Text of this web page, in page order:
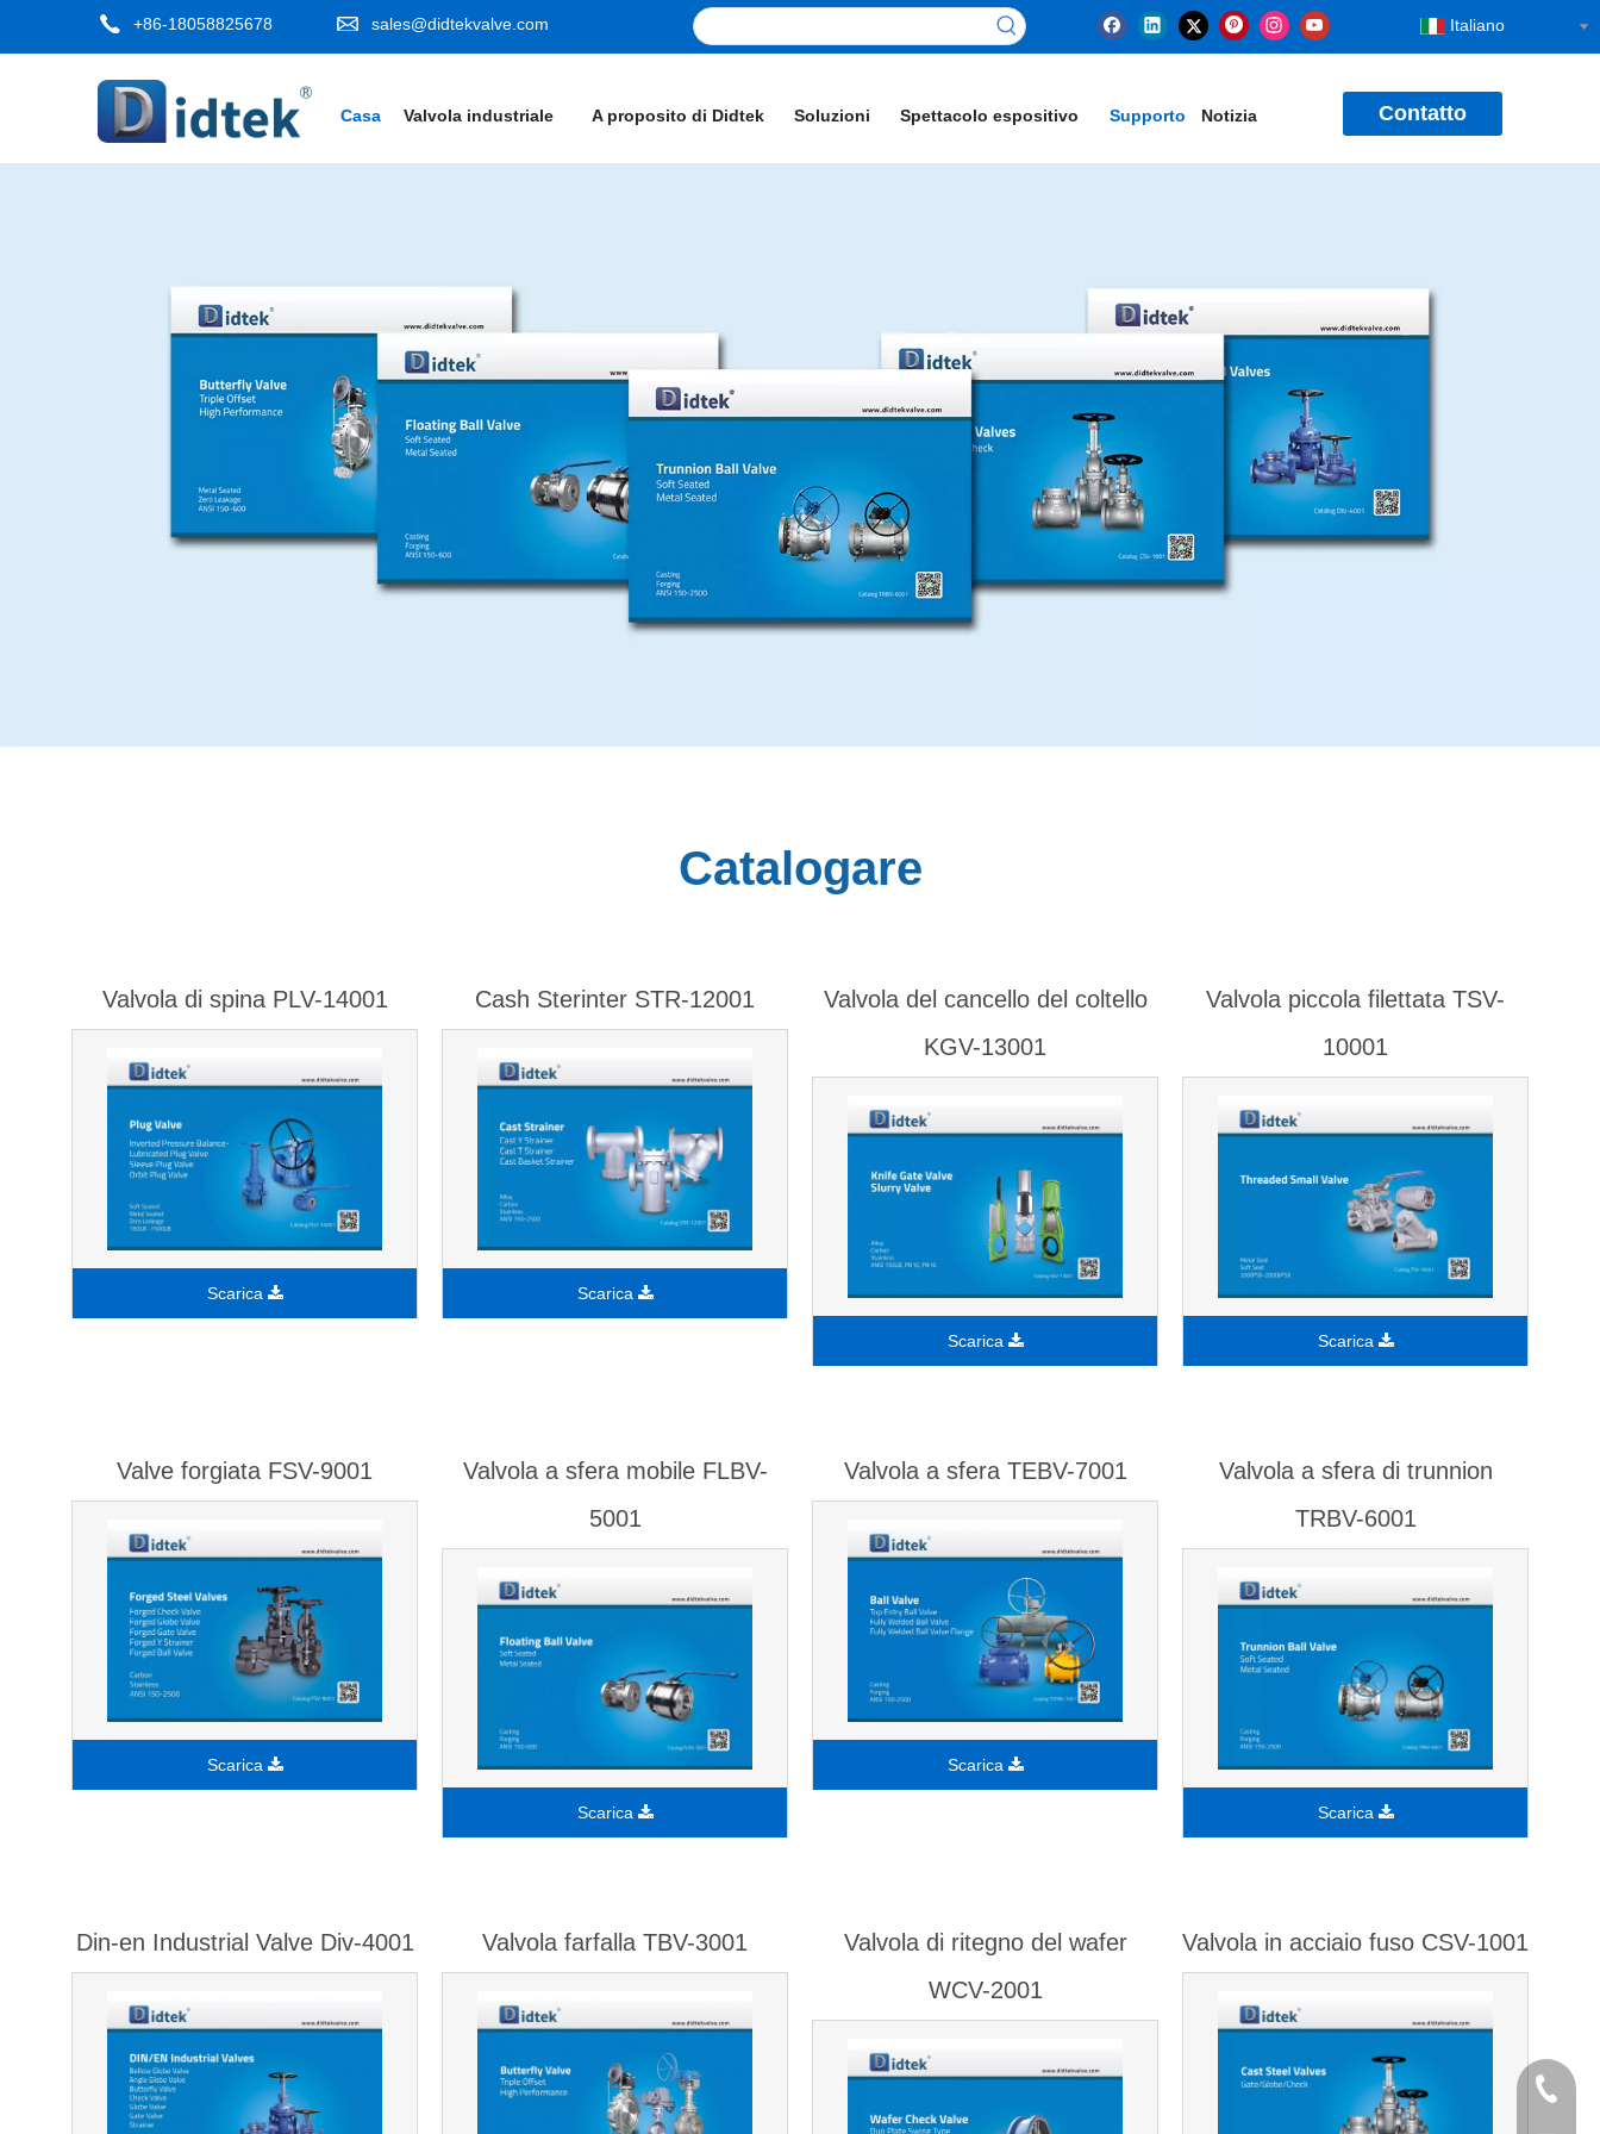
+86-18058825678 sales@didtekvalve.com Italiano
Casa Valvola industriale A proposito di Didtek Soluzioni Spettacolo espositivo Supporto Notizia Contatto
Catalogare
Valvola di spina PLV-14001
Scarica
Cash Sterinter STR-12001
Scarica
Valvola del cancello del coltello
KGV-13001
Scarica
Valvola piccola filettata TSV-
10001
Scarica
Valve forgiata FSV-9001
Scarica
Valvola a sfera mobile FLBV-
5001
Scarica
Valvola a sfera TEBV-7001
Scarica
Valvola a sfera di trunnion
TRBV-6001
Scarica
Din-en Industrial Valve Div-4001 Valvola farfalla TBV-3001
Valvola di ritegno del wafer
WCV-2001
Valvola in acciaio fuso CSV-1001
+86-